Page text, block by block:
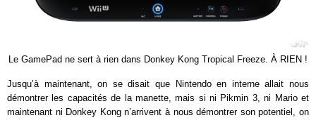
Le GamePad ne sert à rien dans Donkey Kong Tropical Freeze. À RIEN !
Jusqu’à maintenant, on se disait que Nintendo en interne allait nous
démontrer les capacités de la manette, mais si ni Pikmin 3, ni Mario et
maintenant ni Donkey Kong n’arrivent à nous démontrer son potentiel, on